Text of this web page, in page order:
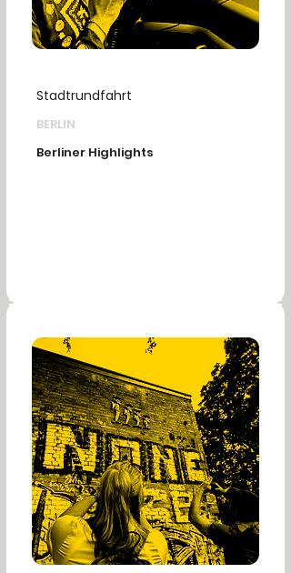
Stadtrundfahrt
BERLIN
Berliner Highlights